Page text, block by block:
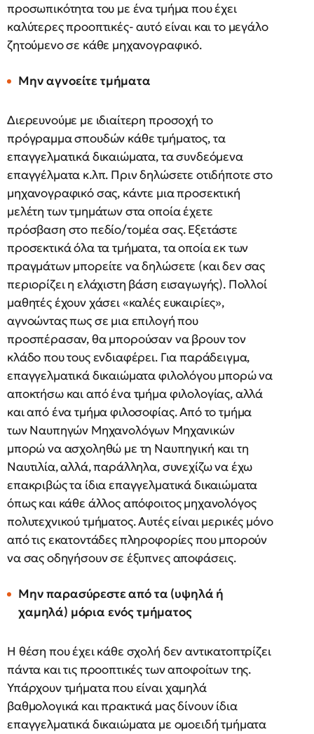
προσωπικότητα του με ένα τμήμα που έχει
καλύτερες προοπτικές- αυτό είναι και το μεγάλο
ζητούμενο σε κάθε μηχανογραφικό.
Μην αγνοείτε τμήματα
Διερευνούμε με ιδιαίτερη προσοχή το
πρόγραμμα σπουδών κάθε τμήματος, τα
επαγγελματικά δικαιώματα, τα συνδεόμενα
επαγγέλματα κ.λπ. Πριν δηλώσετε οτιδήποτε στο
μηχανογραφικό σας, κάντε μια προσεκτική
μελέτη των τμημάτων στα οποία έχετε
πρόσβαση στο πεδίο/τομέα σας. Εξετάστε
προσεκτικά όλα τα τμήματα, τα οποία εκ των
πραγμάτων μπορείτε να δηλώσετε (και δεν σας
περιορίζει η ελάχιστη βάση εισαγωγής). Πολλοί
μαθητές έχουν χάσει «καλές ευκαιρίες»,
αγνοώντας πως σε μια επιλογή που
προσπέρασαν, θα μπορούσαν να βρουν τον
κλάδο που τους ενδιαφέρει. Για παράδειγμα,
επαγγελματικά δικαιώματα φιλολόγου μπορώ να
αποκτήσω και από ένα τμήμα φιλολογίας, αλλά
και από ένα τμήμα φιλοσοφίας. Από το τμήμα
των Ναυπηγών Μηχανολόγων Μηχανικών
μπορώ να ασχοληθώ με τη Ναυπηγική και τη
Ναυτιλία, αλλά, παράλληλα, συνεχίζω να έχω
επακριβώς τα ίδια επαγγελματικά δικαιώματα
όπως και κάθε άλλος απόφοιτος μηχανολόγος
πολυτεχνικού τμήματος. Αυτές είναι μερικές μόνο
από τις εκατοντάδες πληροφορίες που μπορούν
να σας οδηγήσουν σε έξυπνες αποφάσεις.
Μην παρασύρεστε από τα (υψηλά ή
χαμηλά) μόρια ενός τμήματος
Η θέση που έχει κάθε σχολή δεν αντικατοπτρίζει
πάντα και τις προοπτικές των αποφοίτων της.
Υπάρχουν τμήματα που είναι χαμηλά
βαθμολογικά και πρακτικά μας δίνουν ίδια
επαγγελματικά δικαιώματα με ομοειδή τμήματα